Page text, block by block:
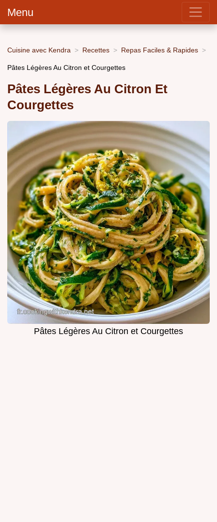
Menu
Cuisine avec Kendra Recettes Repas Faciles & Rapides
Pâtes Légères Au Citron et Courgettes
Pâtes Légères Au Citron Et
Courgettes
Pâtes Légères Au Citron et Courgettes